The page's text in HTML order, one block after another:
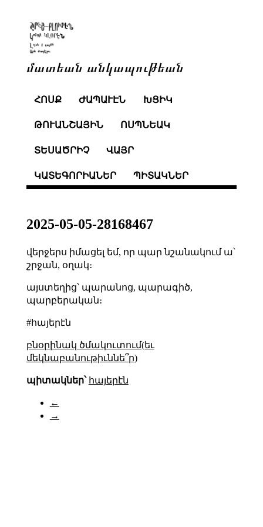
մատեան անկապութեան
ՀՈՍՔ ԺԱՊԱՒԷՆ ԽՑԻԿ
ԹՈՒԱՆՇԱՅԻՆ ՈՍՊՆԵԱԿ
ՏԵՍԱԾՐԻՉ ՎԱՅՐ
ԿԱՏԵԳՈՐԻԱՆԵՐ ՊԻՏԱԿՆԵՐ
2025-05-05-28168467
վերջերս իմացել եմ, որ պար նշանակում ա՝
շրջան, օղակ։
այստեղից՝ պարանոց, պարագիծ,
պարբերական։
#հայերէն
բնօրինակ ծմակուտում(եւ
մեկնաբանութիւննե՞ր)
պիտակներ՝ հայերէն
←
→